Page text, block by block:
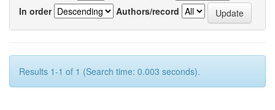
In order
Authors/record
Results 1-1 of 1 (Search time: 0.003 seconds).